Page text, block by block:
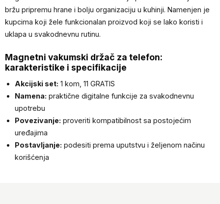
bržu pripremu hrane i bolju organizaciju u kuhinji. Namenjen je
kupcima koji žele funkcionalan proizvod koji se lako koristi i
uklapa u svakodnevnu rutinu.
Magnetni vakumski držač za telefon:
karakteristike i specifikacije
Akcijski set: 1 kom, 11 GRATIS
Namena: praktične digitalne funkcije za svakodnevnu
upotrebu
Povezivanje: proveriti kompatibilnost sa postojećim
uređajima
Postavljanje: podesiti prema uputstvu i željenom načinu
korišćenja